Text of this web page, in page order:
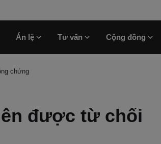
Án lệ Tư vấn Cộng đồng
chứng
được từ chối